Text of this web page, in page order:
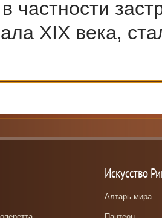
частности
XIX века,
Искусство
Алтарь мира